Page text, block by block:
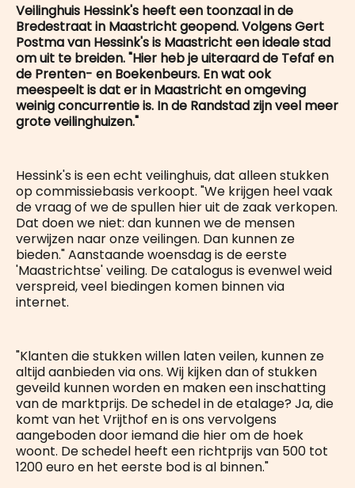
Veilinghuis Hessink's heeft een toonzaal in de
Bredestraat in Maastricht geopend. Volgens Gert
Postma van Hessink's is Maastricht een ideale stad
om uit te breiden. "Hier heb je uiteraard de Tefaf en
de Prenten- en Boekenbeurs. En wat ook
meespeelt is dat er in Maastricht en omgeving
weinig concurrentie is. In de Randstad zijn veel meer
grote veilinghuizen."
Hessink's is een echt veilinghuis, dat alleen stukken
op commissiebasis verkoopt. "We krijgen heel vaak
de vraag of we de spullen hier uit de zaak verkopen.
Dat doen we niet: dan kunnen we de mensen
verwijzen naar onze veilingen. Dan kunnen ze
bieden." Aanstaande woensdag is de eerste
'Maastrichtse' veiling. De catalogus is evenwel weid
verspreid, veel biedingen komen binnen via
internet.
"Klanten die stukken willen laten veilen, kunnen ze
altijd aanbieden via ons. Wij kijken dan of stukken
geveild kunnen worden en maken een inschatting
van de marktprijs. De schedel in de etalage? Ja, die
komt van het Vrijthof en is ons vervolgens
aangeboden door iemand die hier om de hoek
woont. De schedel heeft een richtprijs van 500 tot
1200 euro en het eerste bod is al binnen."